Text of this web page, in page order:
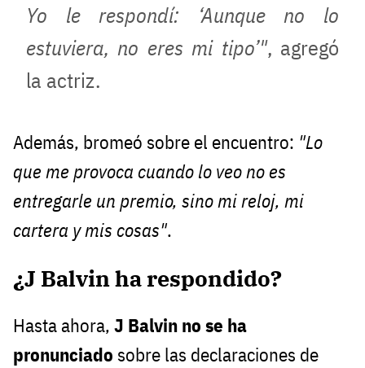
Yo le respondí: ‘Aunque no lo
estuviera, no eres mi tipo’", agregó
la actriz.
Además, bromeó sobre el encuentro: "Lo
que me provoca cuando lo veo no es
entregarle un premio, sino mi reloj, mi
cartera y mis cosas".
¿J Balvin ha respondido?
Hasta ahora, J Balvin no se ha
pronunciado sobre las declaraciones de